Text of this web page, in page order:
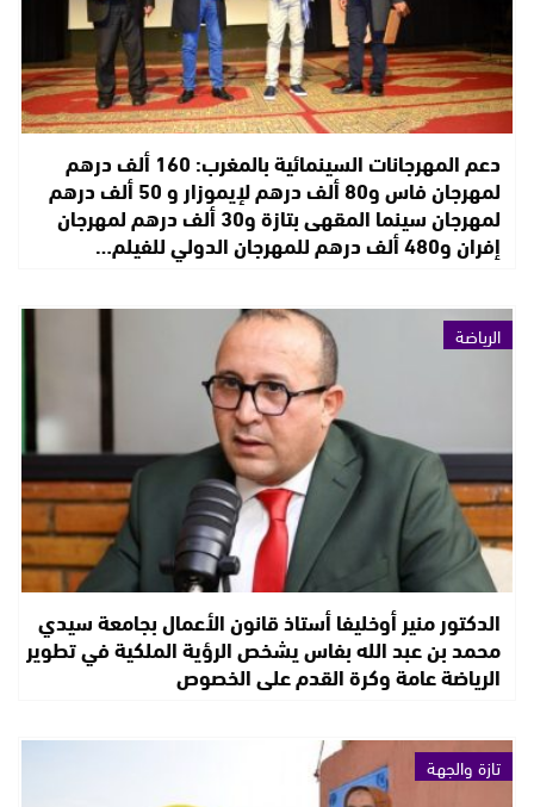
دعم المهرجانات السينمائية بالمغرب: 160 ألف درهم
لمهرجان فاس و80 ألف درهم لإيموزار و 50 ألف درهم
لمهرجان سينما المقهى بتازة و30 ألف درهم لمهرجان
إفران و480 ألف درهم للمهرجان الدولي للفيلم…
الرياضة
الدكتور منير أوخليفا أستاذ قانون الأعمال بجامعة سيدي
محمد بن عبد الله بفاس يشخص الرؤية الملكية في تطوير
الرياضة عامة وكرة القدم على الخصوص
تازة والجهة